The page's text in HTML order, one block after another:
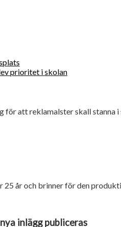
prioritet i skolan
att reklamalster skall stanna i
25 år och brinner för den
inlägg publiceras